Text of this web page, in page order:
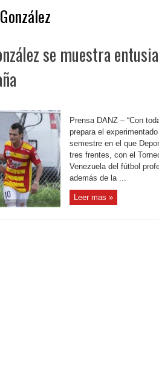
se muestra
Prensa DANZ – “Con
prepara el
semestre en el que
tres frentes, con el
Venezuela del fútbol
además de la ...
Leer mas »